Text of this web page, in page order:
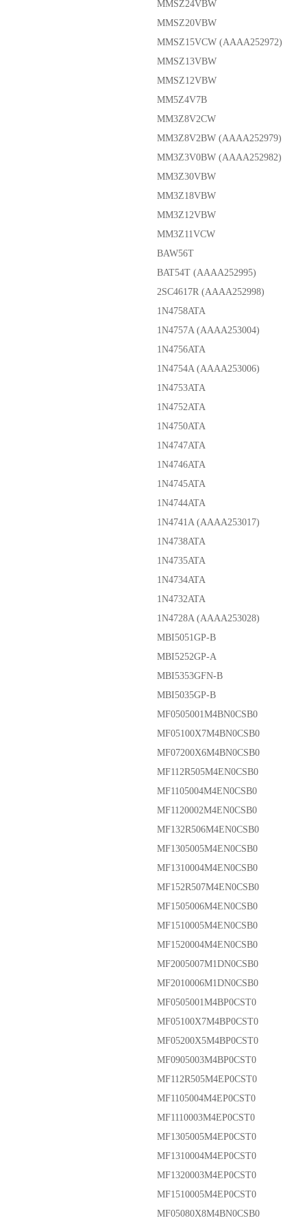
MMSZ24VBW
MMSZ20VBW
MMSZ15VCW (AAAA252972)
MMSZ13VBW
MMSZ12VBW
MM5Z4V7B
MM3Z8V2CW
MM3Z8V2BW (AAAA252979)
MM3Z3V0BW (AAAA252982)
MM3Z30VBW
MM3Z18VBW
MM3Z12VBW
MM3Z11VCW
BAW56T
BAT54T (AAAA252995)
2SC4617R (AAAA252998)
1N4758ATA
1N4757A (AAAA253004)
1N4756ATA
1N4754A (AAAA253006)
1N4753ATA
1N4752ATA
1N4750ATA
1N4747ATA
1N4746ATA
1N4745ATA
1N4744ATA
1N4741A (AAAA253017)
1N4738ATA
1N4735ATA
1N4734ATA
1N4732ATA
1N4728A (AAAA253028)
MBI5051GP-B
MBI5252GP-A
MBI5353GFN-B
MBI5035GP-B
MF0505001M4BN0CSB0
MF05100X7M4BN0CSB0
MF07200X6M4BN0CSB0
MF112R505M4EN0CSB0
MF1105004M4EN0CSB0
MF1120002M4EN0CSB0
MF132R506M4EN0CSB0
MF1305005M4EN0CSB0
MF1310004M4EN0CSB0
MF152R507M4EN0CSB0
MF1505006M4EN0CSB0
MF1510005M4EN0CSB0
MF1520004M4EN0CSB0
MF2005007M1DN0CSB0
MF2010006M1DN0CSB0
MF0505001M4BP0CST0
MF05100X7M4BP0CST0
MF05200X5M4BP0CST0
MF0905003M4BP0CST0
MF112R505M4EP0CST0
MF1105004M4EP0CST0
MF1110003M4EP0CST0
MF1305005M4EP0CST0
MF1310004M4EP0CST0
MF1320003M4EP0CST0
MF1510005M4EP0CST0
MF05080X8M4BN0CSB0